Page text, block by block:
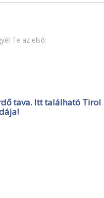
Te az első:
tava. Itt található Tirol